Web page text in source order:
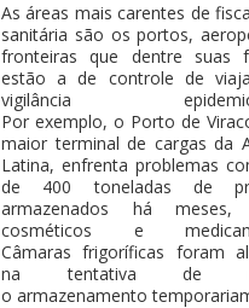
As áreas mais carentes de
sanitária são os portos,
fronteiras que dentre suas
estão a de controle de
vigilância
Por exemplo, o Porto de
maior terminal de cargas da
Latina, enfrenta problemas
de 400 toneladas de
armazenados há meses,
cosméticos e
Câmaras frigoríficas foram
na tentativa de
o armazenamento